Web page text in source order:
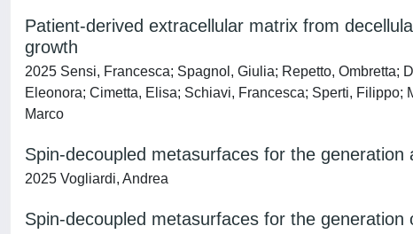
Patient-derived extracellular matrix from
growth
2025 Sensi, Francesca; Spagnol, Giulia; Repetto, Ombretta;
Eleonora; Cimetta, Elisa; Schiavi, Francesca; Sperti, Filippo;
Marco
Spin-decoupled metasurfaces for the
2025 Vogliardi, Andrea
Spin-decoupled metasurfaces for the